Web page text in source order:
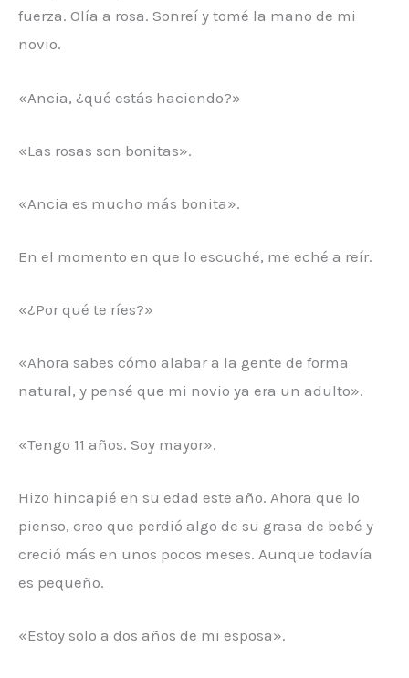
fuerza. Olía a rosa. Sonreí y tomé la mano de mi
novio.
«Ancia, ¿qué estás haciendo?»
«Las rosas son bonitas».
«Ancia es mucho más bonita».
En el momento en que lo escuché, me eché a reír.
«¿Por qué te ríes?»
«Ahora sabes cómo alabar a la gente de forma
natural, y pensé que mi novio ya era un adulto».
«Tengo 11 años. Soy mayor».
Hizo hincapié en su edad este año. Ahora que lo
pienso, creo que perdió algo de su grasa de bebé y
creció más en unos pocos meses. Aunque todavía
es pequeño.
«Estoy solo a dos años de mi esposa».